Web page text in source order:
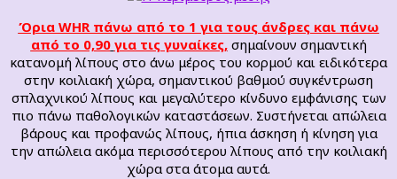
Όρια WHR πάνω από το 1 για τους άνδρες και πάνω
από το 0,90 για τις γυναίκες,σημαίνουν σημαντική
κατανομή λίπους στο άνω μέρος του κορμού και ειδικότερα
στην κοιλιακή χώρα, σημαντικού βαθμού συγκέντρωση
σπλαχνικού λίπους και μεγαλύτερο κίνδυνο εμφάνισης των
πιο πάνω παθολογικών καταστάσεων. Συστήνεται απώλεια
βάρους και προφανώς λίπους, ήπια άσκηση ή κίνηση για
την απώλεια ακόμα περισσότερου λίπους από την κοιλιακή
χώρα στα άτομα αυτά.